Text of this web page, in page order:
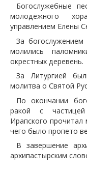
Богослужебные
молодёжного
управлением Елены
За
молились
окрестных деревень.
За Литургией
молитва о Святой
По окончании
ракой с
Ирапского
чего было пропето
В завершение
архипастырским